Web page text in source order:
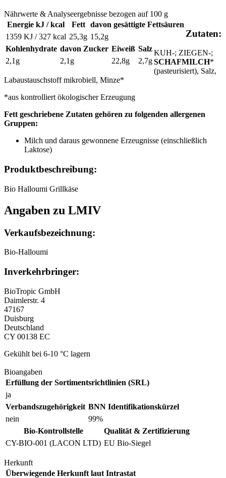
Nährwerte & Analyseergebnisse bezogen auf 100 g
Energie kJ / kcal
1359 KJ / 327 kcal
Fett
25,3g
davon gesättigte Fettsäuren
15,2g
Kohlenhydrate
2,1g
davon Zucker
2,1g
Eiweiß
22,8g
Salz
2,7g
Zutaten:
KUH-; ZIEGEN-;
SCHAFMILCH*
(pasteurisiert), Salz,
Labaustauschstoff mikrobiell, Minze*
*aus kontrolliert ökologischer Erzeugung
Fett geschriebene Zutaten gehören zu folgenden allergenen
Gruppen:
Milch und daraus gewonnene Erzeugnisse (einschließlich
Laktose)
Produktbeschreibung:
Bio Halloumi Grillkäse
Angaben zu LMIV
Verkaufsbezeichnung:
Bio-Halloumi
Inverkehrbringer:
BioTropic GmbH
Daimlerstr. 4
47167
Duisburg
Deutschland
CY 00138 EC
Gekühlt bei 6-10 °C lagern
Bioangaben
Erfüllung der Sortimentsrichtlinien (SRL)
ja
Verbandszugehörigkeit
nein
BNN Identifikationskürzel
99%
Bio-Kontrollstelle
CY-BIO-001 (LACON LTD)
Qualität & Zertifizierung
EU Bio-Siegel
Herkunft
Überwiegende Herkunft laut Intrastat